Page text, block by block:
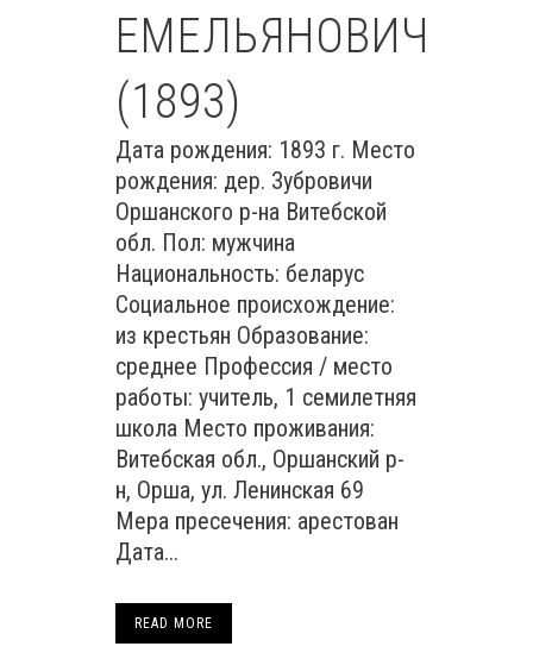
ЕМЕЛЬЯНОВИЧ
(1893)
Дата рождения: 1893 г. Место
рождения: дер. Зубровичи
Оршанского р-на Витебской
обл. Пол: мужчина
Национальность: беларус
Социальное происхождение:
из крестьян Образование:
среднее Профессия / место
работы: учитель, 1 семилетняя
школа Место проживания:
Витебская обл., Оршанский р-
н, Орша, ул. Ленинская 69
Мера пресечения: арестован
Дата...
READ MORE